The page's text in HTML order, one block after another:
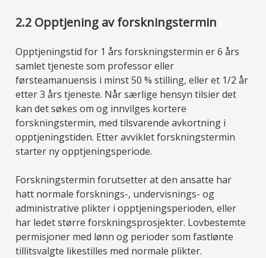
2.2 Opptjening av forskningstermin
Opptjeningstid for 1 års forskningstermin er 6 års
samlet tjeneste som professor eller
førsteamanuensis i minst 50 % stilling, eller et 1/2 år
etter 3 års tjeneste. Når særlige hensyn tilsier det
kan det søkes om og innvilges kortere
forskningstermin, med tilsvarende avkortning i
opptjeningstiden. Etter avviklet forskningstermin
starter ny opptjeningsperiode.
Forskningstermin forutsetter at den ansatte har
hatt normale forsknings-, undervisnings- og
administrative plikter i opptjeningsperioden, eller
har ledet større forskningsprosjekter. Lovbestemte
permisjoner med lønn og perioder som fastlønte
tillitsvalgte likestilles med normale plikter.